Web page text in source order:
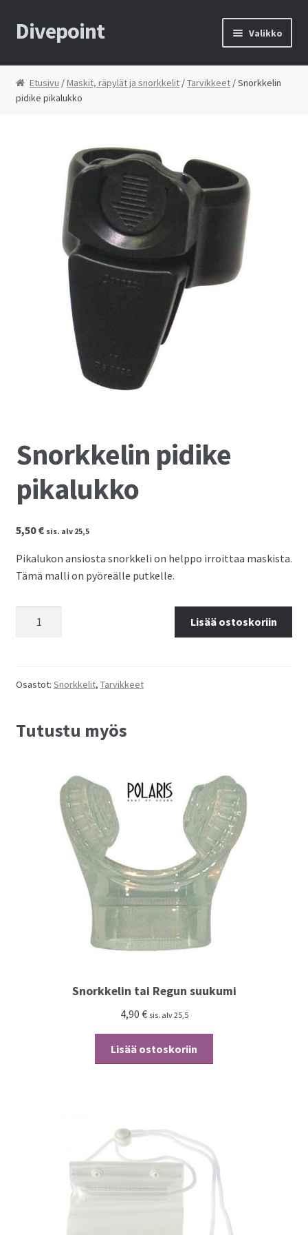
Siirry
navigointiin
Siirry
sisältöön
Divepoint Valikko
Etusivu
Tietosuojaseloste
Yhteystiedot
Kauppa
Huolto
Ostoskori
Kassalle
Etusivu /Maskit, räpylät ja snorkkelit /Tarvikkeet / Snorkkelin
pidike pikalukko
Snorkkelin pidike
pikalukko
5,50€ sis. alv 25,5
Pikalukon ansiosta snorkkeli on helppo irroittaa maskista.
Tämä malli on pyöreälle putkelle.
Lisää ostoskoriin
Osastot: Snorkkelit, Tarvikkeet
Tutustu myös
Snorkkelin tai Regun suukumi
4,90 € sis. alv 25,5
Lisää ostoskoriin